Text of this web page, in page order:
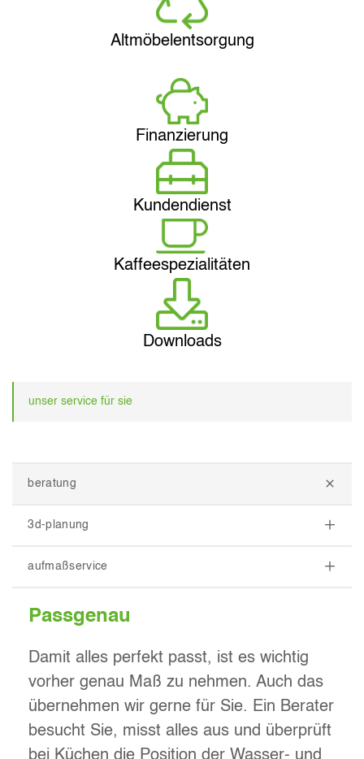
Altmöbelentsorgung
Finanzierung
Kundendienst
Kaffeespezialitäten
Downloads
unser service für sie
beratung
3d-planung
aufmaßservice
Passgenau
Damit alles perfekt passt, ist es wichtig
vorher genau Maß zu nehmen. Auch das
übernehmen wir gerne für Sie. Ein Berater
besucht Sie, misst alles aus und überprüft
bei Küchen die Position der Wasser- und